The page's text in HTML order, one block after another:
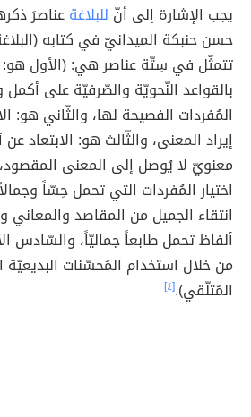
يجب الإشارة إلى أنّ للبلاغةعناصرَ
حسن حنبكة الميدانيّ في كتابه
تتمثّل في سِتّة عناصر هي: (الأول هو:
بالقواعد النّحويّة والصّرفيّة على
المُفردات الفصيحة لها، والثّاني هو:
إيراد المعنى، والثّالث هو: الابتعاد
معنويّ لا يُوصل إلى المعنى
اختيار المُفردات التي تحمل حِسّاً
انتقاء الجميل من المقاصد والمعاني
ألفاظ تحمل طابعاً جماليّاً، والسّادس
من خلال استخدام المُحسّنات البديعيّة
المُتلّقي).[٤]